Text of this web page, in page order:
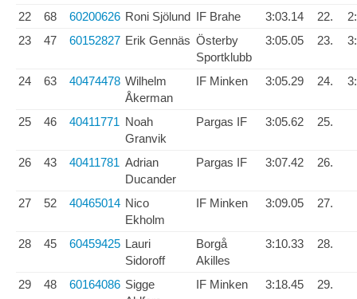
22
68 60200626 Roni Sjölund IF Brahe 3:03.14 22.
23
47 60152827 Erik Gennäs Österby
Sportklubb
3:05.05 23.
24 63 40474478 Wilhelm
Åkerman
IF Minken 3:05.29 24.
25 46 40411771 Noah
Granvik
Pargas IF 3:05.62 25.
26 43 40411781 Adrian
Ducander
Pargas IF 3:07.42 26.
27 52 40465014 Nico
Ekholm
IF Minken 3:09.05 27.
28 45 60459425 Lauri
Sidoroff
Borgå
Akilles
3:10.33 28.
29 48 60164086 Sigge
IF Minken 3:18.45 29.